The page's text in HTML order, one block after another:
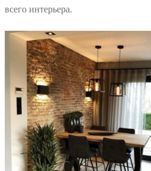
всего интерьера.